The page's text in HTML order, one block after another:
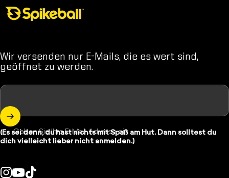
Spikeball-Shop
Wir versenden nur E-Mails, die es wert sind,
geöffnet zu werden.
Geben Sie Ihre E-Mail-Adresse ein
(Es sei denn, du hast nichts mit Spaß am Hut. Dann solltest du
dich vielleicht lieber nicht anmelden.)